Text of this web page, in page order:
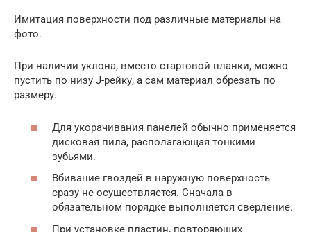
Имитация поверхности под различные материалы на
фото.
При наличии уклона, вместо стартовой планки, можно
пустить по низу J-рейку, а сам материал обрезать по
размеру.
Для укорачивания панелей обычно применяется
дисковая пила, располагающая тонкими
зубьями.
Вбивание гвоздей в наружную поверхность
сразу не осуществляется. Сначала в
обязательном порядке выполняется сверление.
При установке пластин, повторяющих